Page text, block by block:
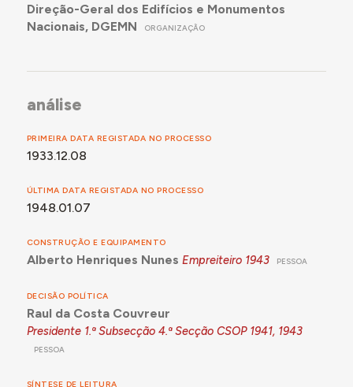
Direção-Geral dos Edifícios e Monumentos
Nacionais, DGEMN
ORGANIZAÇÃO
análise
PRIMEIRA DATA REGISTADA NO PROCESSO
1933.12.08
ÚLTIMA DATA REGISTADA NO PROCESSO
1948.01.07
CONSTRUÇÃO E EQUIPAMENTO
Alberto Henriques Nunes Empreiteiro 1943 PESSOA
DECISÃO POLÍTICA
Raul da Costa Couvreur
Presidente 1.ª Subsecção 4.ª Secção CSOP 1941, 1943
PESSOA
SÍNTESE DE LEITURA